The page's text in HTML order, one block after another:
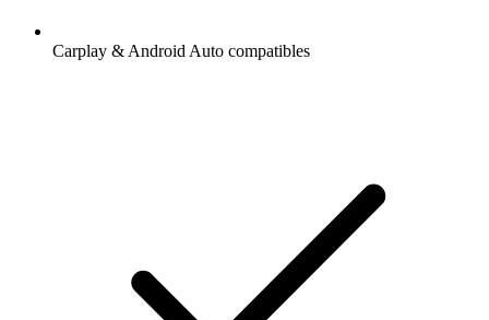
Carplay & Android Auto compatibles